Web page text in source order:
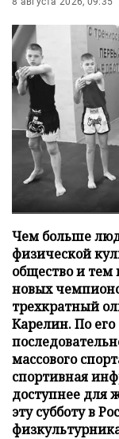
Чем больше
физической
общество и тем
новых
трехкратный
Карелин. По его
массового
спортивная
доступнее для
эту субботу в